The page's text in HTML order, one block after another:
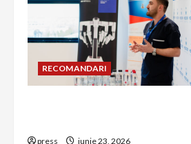
RECOMANDARI
press iunie 23, 2026